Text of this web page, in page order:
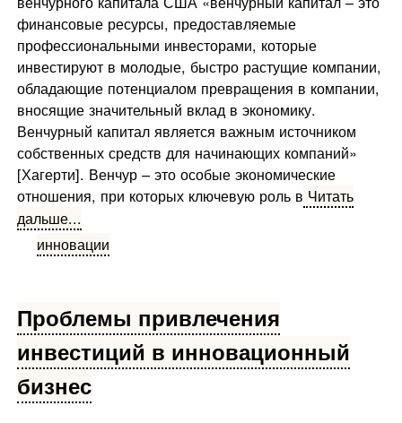
финансовые ресурсы, предоставляемые
профессиональными инвесторами, которые
инвестируют в молодые, быстро растущие компании,
обладающие потенциалом превращения в компании,
вносящие значительный вклад в экономику.
Венчурный капитал является важным источником
собственных средств для начинающих компаний»
[Хагерти]. Венчур – это особые экономические
отношения, при которых ключевую роль в Читать
дальше...
инновации
Проблемы привлечения
инвестиций в инновационный
бизнес